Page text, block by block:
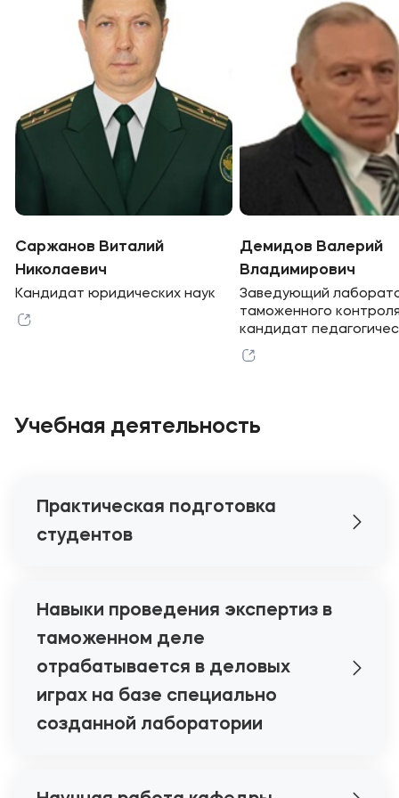
Саржанов Виталий
Николаевич
Кандидат юридических наук
Демидов Валерий
Владимирович
Заведующий
таможенного
кандидат
наук.
Учебная деятельность
Практическая подготовка
студентов
В целях приобретения
Навыки проведения экспертиз в
таможенном деле
отрабатывается в деловых
играх на базе специально
созданной лаборатории